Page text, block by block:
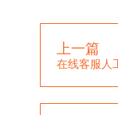
上一篇
在线客服人